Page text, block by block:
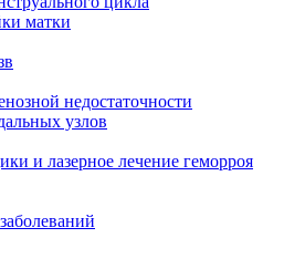
матки
недостаточности
узлов
и лазерное лечение геморроя